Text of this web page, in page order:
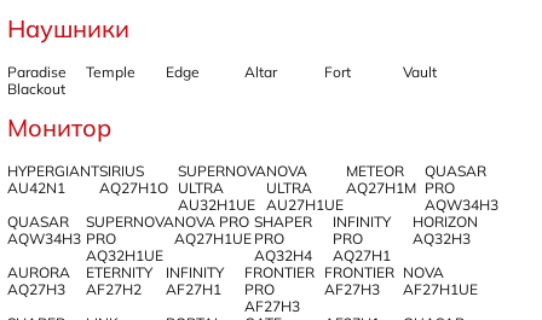
Наушники
Paradise Temple Edge Аltar Fort
Vault
Blackout
Монитор
HYPERGIANT
AU42N1
SIRIUS
AQ27H1O
SUPERNOVA
ULTRA
AU32H1UE
NOVA
ULTRA
AU27H1UE
METEOR
AQ27H1M
QUASAR
PRO
AQW34H3
QUASAR
AQW34H3
SUPERNOVA
PRO
AQ32H1UE
NOVA PRO
AQ27H1UE
SHAPER
PRO
AQ32H4
INFINITY
PRO
AQ27H1
HORIZON
AQ32H3
AURORA
AQ27H3
ETERNITY
AF27H2
INFINITY
AF27H1
FRONTIER
PRO
AF27H3
FRONTIER
AF27H3
NOVA
AF27H1UE